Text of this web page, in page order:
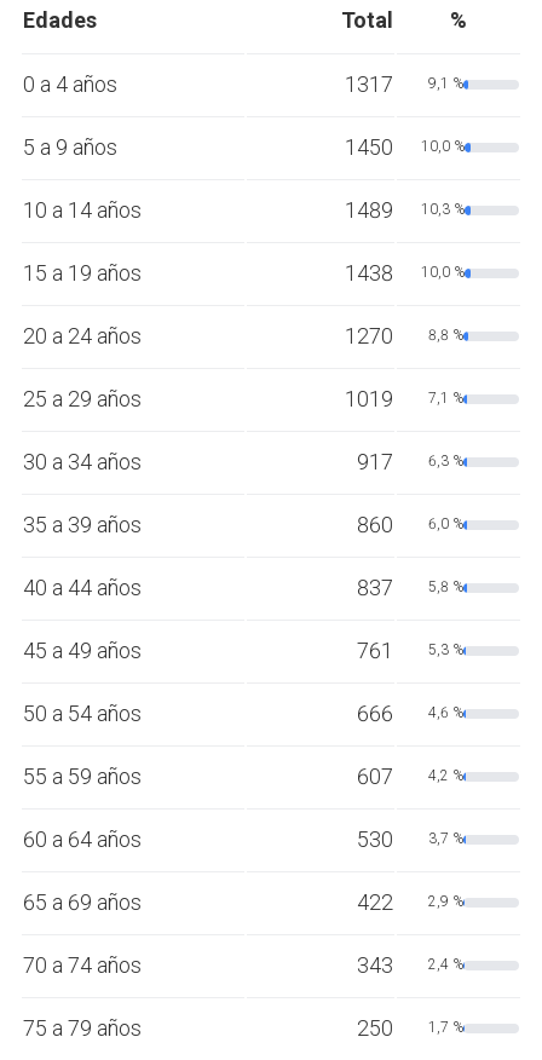
Edades Total %
0 a 4 años 1317 9,1 %
5 a 9 años 1450 10,0 %
10 a 14 años 1489 10,3 %
15 a 19 años 1438 10,0 %
20 a 24 años 1270 8,8 %
25 a 29 años 1019 7,1 %
30 a 34 años 917 6,3 %
35 a 39 años 860 6,0 %
40 a 44 años 837 5,8 %
45 a 49 años 761 5,3 %
50 a 54 años 666 4,6 %
55 a 59 años 607 4,2 %
60 a 64 años 530 3,7 %
65 a 69 años 422 2,9 %
70 a 74 años 343 2,4 %
75 a 79 años 250 1,7 %